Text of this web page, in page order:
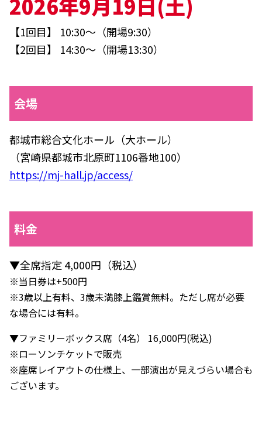
【1回目】
10:30～（開場9:30）
【2回目】
14:30～（開場13:30）
会場
都城市総合文化ホール（大ホール）
（宮崎県都城市北原町1106番地100）
https://mj-hall.jp/access/
料金
▼全席指定 4,000円（税込）
※当日券は+500円
※3歳以上有料、3歳未満膝上鑑賞無料。ただし席が必要
な場合には有料。
▼ファミリーボックス席（4名） 16,000円(税込)
※ローソンチケットで販売
※座席レイアウトの仕様上、一部演出が見えづらい場合も
ございます。